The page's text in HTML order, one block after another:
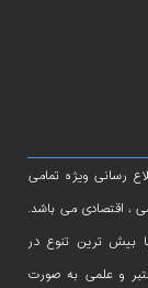
رسانی ویژه تمامی
، اقتصادی می باشد.
بیش ترین تنوع در
و علمی به صورت